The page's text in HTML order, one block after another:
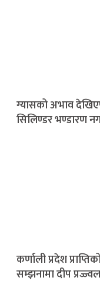
ग्यासको अभाव
सिलिण्डर भण्डारण
कर्णाली प्रदेश
सम्झनामा दीप